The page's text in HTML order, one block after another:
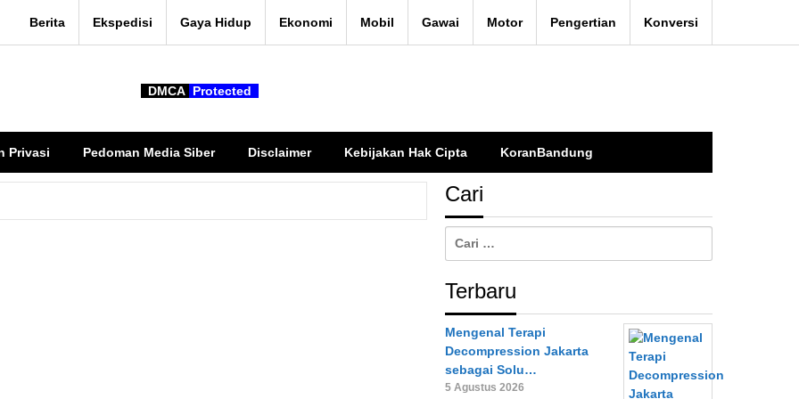
Berita Ekspedisi Gaya Hidup Ekonomi Mobil Gawai Motor Pengertian Konversi
DMCA Protected
Privasi Pedoman Media Siber Disclaimer Kebijakan Hak Cipta KoranBandung
Cari
Terbaru
Mengenal Terapi
Decompression Jakarta
sebagai Solu…
5 Agustus 2026